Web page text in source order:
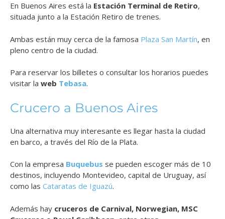
En Buenos Aires está la Estación Terminal de Retiro,
situada junto a la Estación Retiro de trenes.
Ambas están muy cerca de la famosa Plaza San Martín, en
pleno centro de la ciudad.
Para reservar los billetes o consultar los horarios puedes
visitar la web Tebasa.
Crucero a Buenos Aires
Una alternativa muy interesante es llegar hasta la ciudad
en barco, a través del Río de la Plata.
Con la empresa Buquebus se pueden escoger más de 10
destinos, incluyendo Montevideo, capital de Uruguay, así
como las Cataratas de Iguazú.
Además hay cruceros de Carnival, Norwegian, MSC